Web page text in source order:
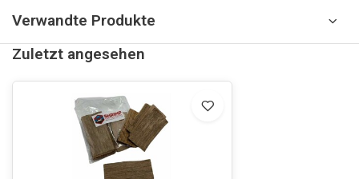
Verwandte Produkte
Zuletzt angesehen